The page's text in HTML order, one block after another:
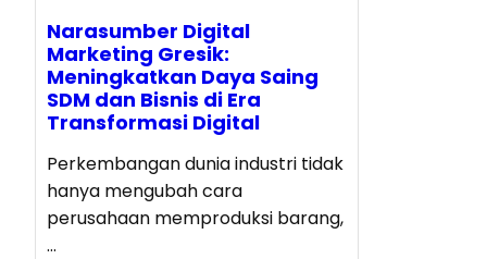
Narasumber Digital
Marketing Gresik:
Meningkatkan Daya Saing
SDM dan Bisnis di Era
Transformasi Digital
Perkembangan dunia industri tidak
hanya mengubah cara
perusahaan memproduksi barang,
…